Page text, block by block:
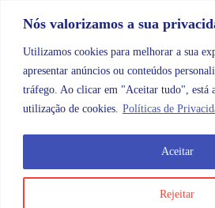
Nós valorizamos a sua
Utilizamos cookies para melhorar a sua
apresentar anúncios ou conteúdos
tráfego. Ao clicar em "Aceitar tudo", está
utilização de cookies. Políticas de
Rejeitar
Aceitar
Categorias